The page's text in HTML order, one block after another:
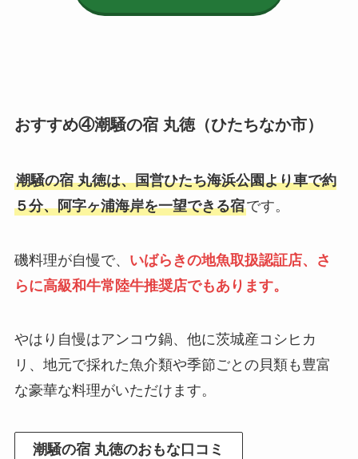
おすすめ④潮騒の宿 丸徳（ひたちなか市）
潮騒の宿 丸徳は、国営ひたち海浜公園より車で約
５分、阿字ヶ浦海岸を一望できる宿です。
磯料理が自慢で、 いばらきの地魚取扱認証店、さ
らに高級和牛常陸牛推奨店でもあります。
やはり自慢はアンコウ鍋、他に茨城産コシヒカ
リ、地元で採れた魚介類や季節ごとの貝類も豊富
な豪華な料理がいただけます。
潮騒の宿 丸徳のおもな口コミ